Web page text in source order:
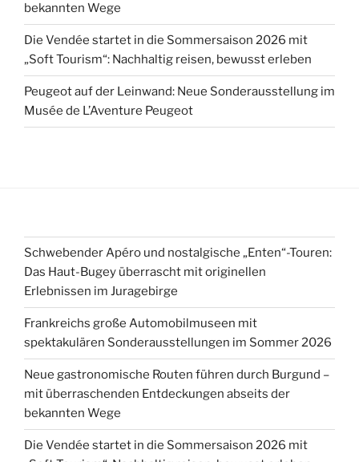
bekannten Wege
Die Vendée startet in die Sommersaison 2026 mit
„Soft Tourism“: Nachhaltig reisen, bewusst erleben
Peugeot auf der Leinwand: Neue Sonderausstellung im
Musée de L’Aventure Peugeot
Schwebender Apéro und nostalgische „Enten“-Touren:
Das Haut-Bugey überrascht mit originellen
Erlebnissen im Juragebirge
Frankreichs große Automobilmuseen mit
spektakulären Sonderausstellungen im Sommer 2026
Neue gastronomische Routen führen durch Burgund –
mit überraschenden Entdeckungen abseits der
bekannten Wege
Die Vendée startet in die Sommersaison 2026 mit